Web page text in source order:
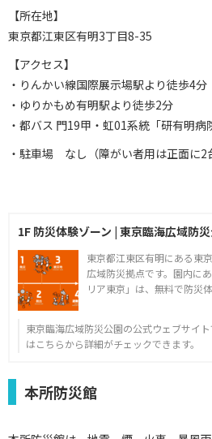
【所在地】
東京都江東区有明3丁目8-35
【アクセス】
・りんかい線国際展示場駅より徒歩4分
・ゆりかもめ有明駅より徒歩2分
・都バス 門19甲・虹01系統「研有明
・駐車場 なし（障がい者用は正面に2
1F 防災体験ゾーン | 東京臨海広域防
東京都江東区有明にある東
広域防災拠点です。園内に
リア東京」は、無料で防災
東京臨海広域防災公園の公式ウェブサイ
はこちらから詳細がチェックできます。
本所防災館